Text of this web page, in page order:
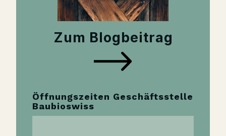
Zum Blogbeitrag
Öffnungszeiten Geschäftsstelle
Baubioswiss